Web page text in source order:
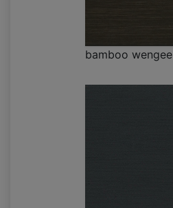
bamboo wengee